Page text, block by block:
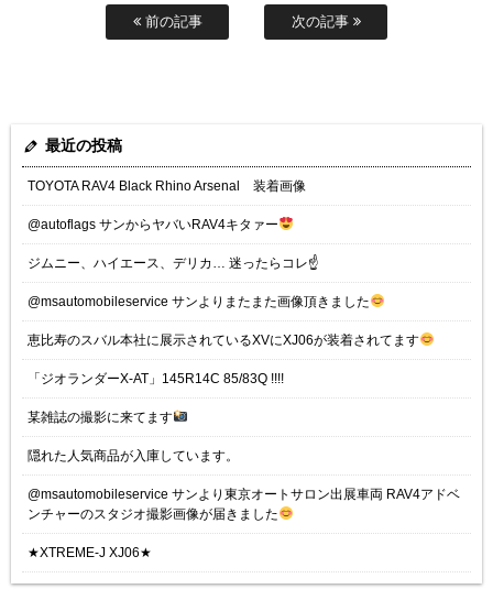
前の記事 次の記事
最近の投稿
TOYOTA RAV4 Black Rhino Arsenal 装着画像
@autoflags サンからヤバいRAV4キタァー
ジムニー、ハイエース、デリカ… 迷ったらコレ☝️
@msautomobileservice サンよりまたまた画像頂きました
恵比寿のスバル本社に展示されているXVにXJ06が装着されてます
「ジオランダーX-AT」145R14C 85/83Q !!!!
某雑誌の撮影に来てます
隠れた人気商品が入庫しています。
@msautomobileservice サンより東京オートサロン出展車両 RAV4アドベ
ンチャーのスタジオ撮影画像が届きました
★XTREME-J XJ06★